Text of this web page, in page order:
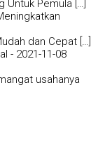
Untuk Pemula […]
dan Cepat […]
- 2021-11-08
usahanya